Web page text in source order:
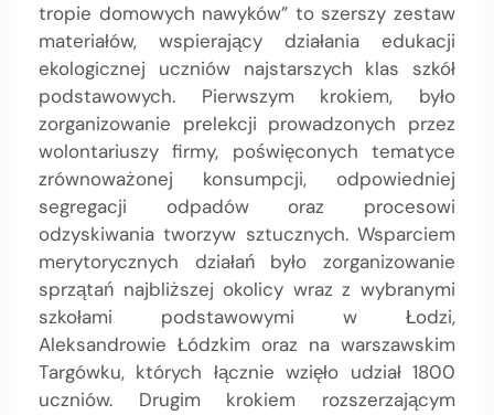
tropie domowych nawyków” to szerszy zestaw
materiałów, wspierający działania edukacji
ekologicznej uczniów najstarszych klas szkół
podstawowych. Pierwszym krokiem, było
zorganizowanie prelekcji prowadzonych przez
wolontariuszy firmy, poświęconych tematyce
zrównoważonej konsumpcji, odpowiedniej
segregacji odpadów oraz procesowi
odzyskiwania tworzyw sztucznych. Wsparciem
merytorycznych działań było zorganizowanie
sprzątań najbliższej okolicy wraz z wybranymi
szkołami podstawowymi w Łodzi,
Aleksandrowie Łódzkim oraz na warszawskim
Targówku, których łącznie wzięło udział 1800
uczniów. Drugim krokiem rozszerzającym